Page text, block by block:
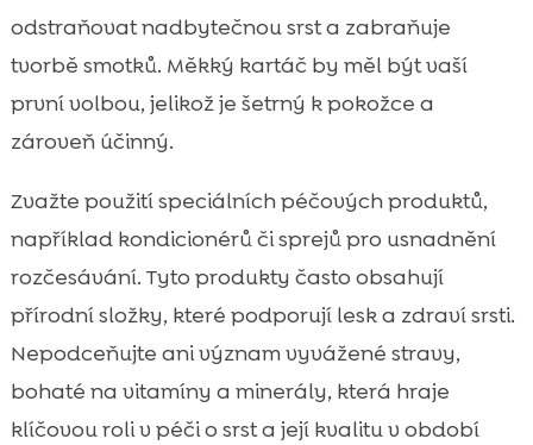
odstraňovat nadbytečnou srst a zabraňuje
tvorbě smotků. Měkký kartáč by měl být vaší
první volbou, jelikož je šetrný k pokožce a
zároveň účinný.
Zvažte použití speciálních péčových produktů,
například kondicionérů či sprejů pro usnadnění
rozčesávání. Tyto produkty často obsahují
přírodní složky, které podporují lesk a zdraví srsti.
Nepodceňujte ani význam vyvážené stravy,
bohaté na vitamíny a minerály, která hraje
klíčovou roli v péči o srst a její kvalitu v období